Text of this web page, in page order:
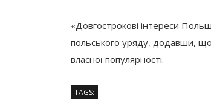
«Довгострокові інтереси
польського уряду, додавши, що
власної популярності.
TAGS: